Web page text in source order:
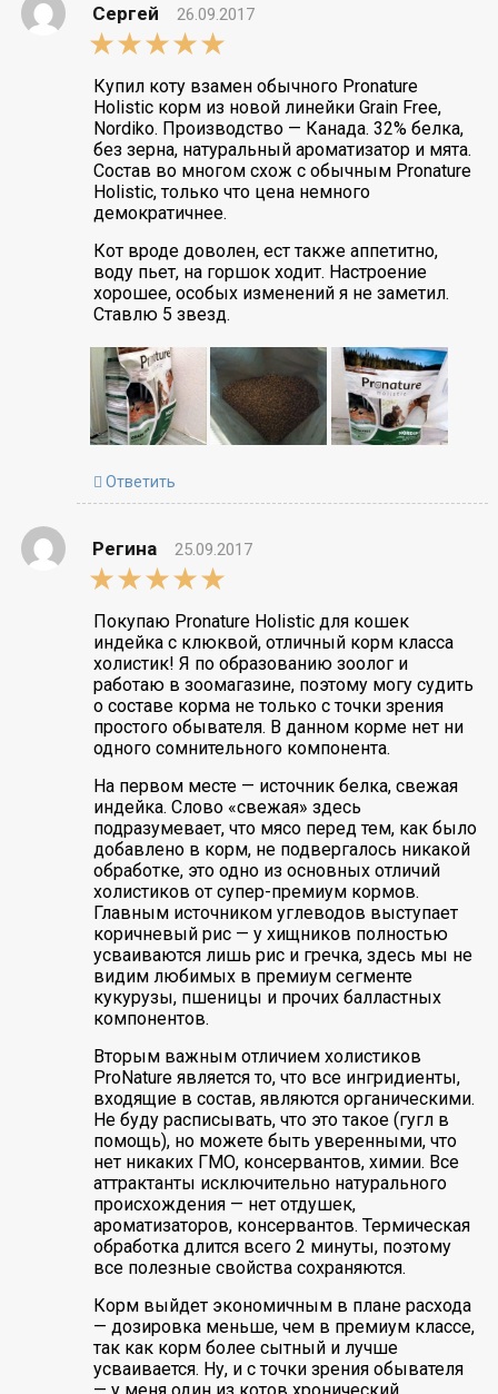
Сергей
26.09.2017
5,0
rating
Купил коту взамен обычного Pronature
Holistic корм из новой линейки Grain Free,
Nordiko. Производство — Канада. 32% белка,
без зерна, натуральный ароматизатор и мята.
Состав во многом схож с обычным Pronature
Holistic, только что цена немного
демократичнее.
Кот вроде доволен, ест также аппетитно,
воду пьет, на горшок ходит. Настроение
хорошее, особых изменений я не заметил.
Ставлю 5 звезд.
Ответить
Регина
25.09.2017
5,0
rating
Покупаю Pronature Holistic для кошек
индейка с клюквой, отличный корм класса
холистик! Я по образованию зоолог и
работаю в зоомагазине, поэтому могу судить
о составе корма не только с точки зрения
простого обывателя. В данном корме нет ни
одного сомнительного компонента.
На первом месте — источник белка, свежая
индейка. Слово «свежая» здесь
подразумевает, что мясо перед тем, как было
добавлено в корм, не подвергалось никакой
обработке, это одно из основных отличий
холистиков от супер-премиум кормов.
Главным источником углеводов выступает
коричневый рис — у хищников полностью
усваиваются лишь рис и гречка, здесь мы не
видим любимых в премиум сегменте
кукурузы, пшеницы и прочих балластных
компонентов.
Вторым важным отличием холистиков
ProNature является то, что все ингридиенты,
входящие в состав, являются органическими.
Не буду расписывать, что это такое (гугл в
помощь), но можете быть уверенными, что
нет никаких ГМО, консервантов, химии. Все
аттрактанты исключительно натурального
происхождения — нет отдушек,
ароматизаторов, консервантов. Термическая
обработка длится всего 2 минуты, поэтому
все полезные свойства сохраняются.
Корм выйдет экономичным в плане расхода
— дозировка меньше, чем в премиум классе,
так как корм более сытный и лучше
усваивается. Ну, и с точки зрения обывателя